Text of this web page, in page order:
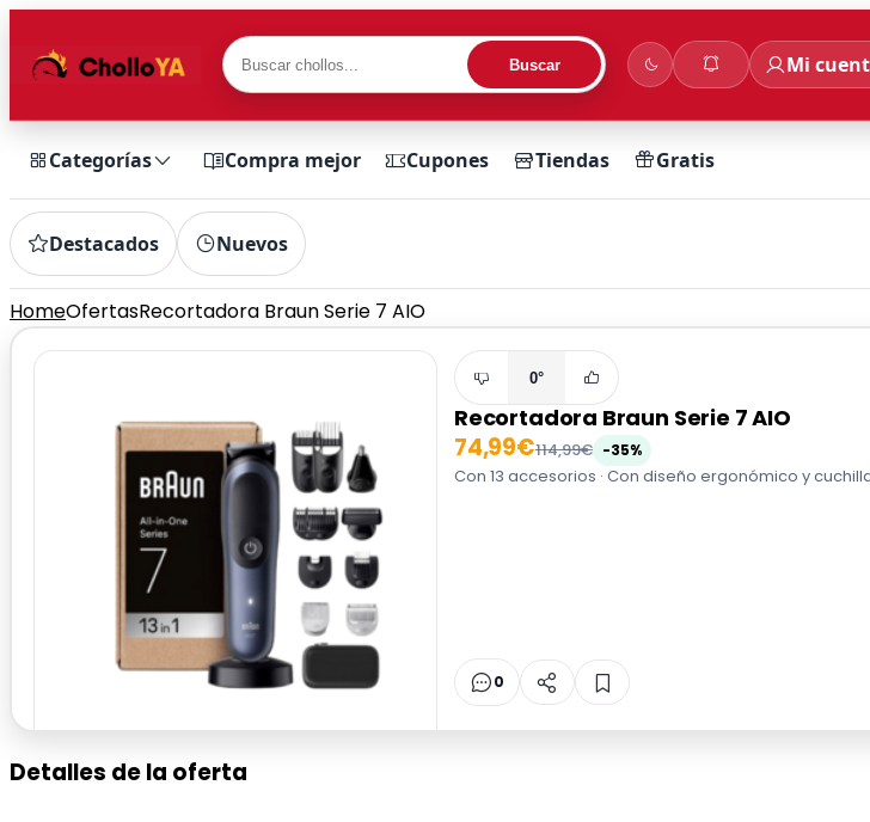
Buscar Mi
Categorías Compra mejor Cupones Tiendas Gratis
Destacados Nuevos
HomeOfertasRecortadora Braun Serie 7 AIO
0°
Recortadora Braun Serie 7 AIO
74,99€114,99€ -35%
Con 13 accesorios · Con diseño ergonómico y
0
Detalles de la oferta